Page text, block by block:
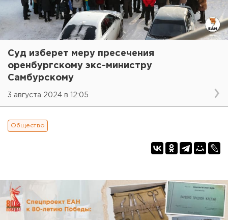
Суд изберет меру пресечения
оренбургскому экс-министру
Самбурскому
3 августа 2024 в 12:05
Общество